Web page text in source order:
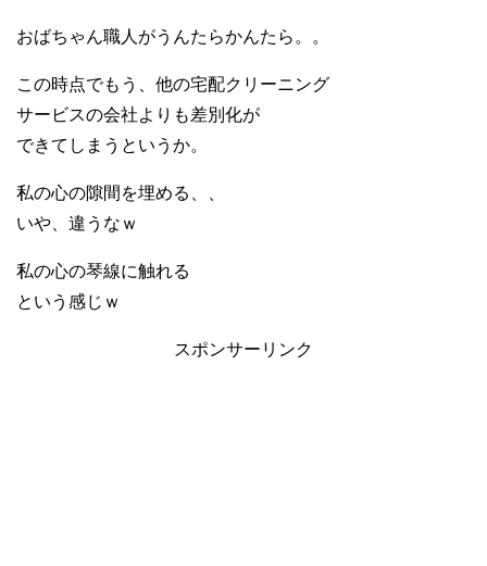
おばちゃん職人がうんたらかんたら。。
この時点でもう、他の宅配クリーニング
サービスの会社よりも差別化が
できてしまうというか。
私の心の隙間を埋める、、
いや、違うなｗ
私の心の琴線に触れる
という感じｗ
スポンサーリンク